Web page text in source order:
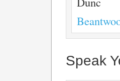
Speak